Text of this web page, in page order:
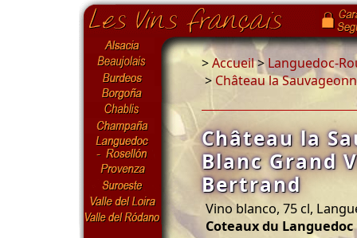
>Accueil>Languedoc-
> Château la
Château la
Blanc Grand
Bertrand
Vino blanco, 75 cl,
Coteaux du Languedoc